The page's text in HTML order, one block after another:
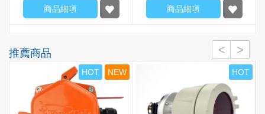
商品細項 商品細項
推薦商品
HOT NEW HOT